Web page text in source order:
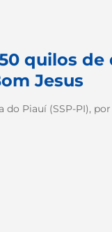
quilos
Jesus
do Piauí (SSP-PI),